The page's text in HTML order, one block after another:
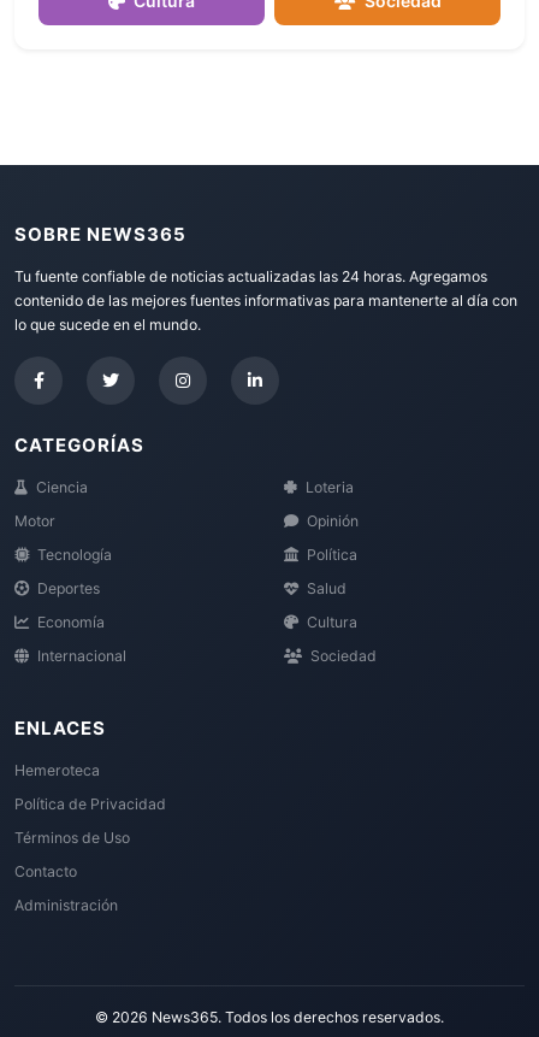
SOBRE NEWS365
Tu fuente confiable de noticias actualizadas las 24 horas. Agregamos
contenido de las mejores fuentes informativas para mantenerte al día con
lo que sucede en el mundo.
CATEGORÍAS
Ciencia
Motor
Tecnología
Deportes
Economía
Internacional
Loteria
Opinión
Política
Salud
Cultura
Sociedad
ENLACES
Hemeroteca
Política de Privacidad
Términos de Uso
Contacto
Administración
© 2026 News365. Todos los derechos reservados.